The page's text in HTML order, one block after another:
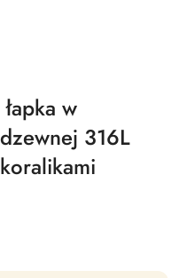
w
316L